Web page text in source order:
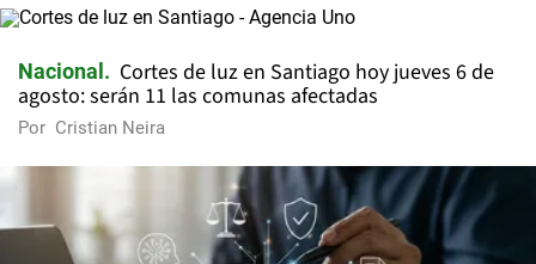
Nacional
Cortes de luz en Santiago hoy jueves 6 de
agosto: serán 11 las comunas afectadas
Por Cristian Neira